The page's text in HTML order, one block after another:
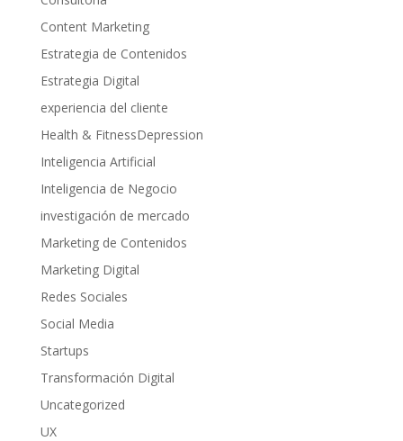
Content Marketing
Estrategia de Contenidos
Estrategia Digital
experiencia del cliente
Health & FitnessDepression
Inteligencia Artificial
Inteligencia de Negocio
investigación de mercado
Marketing de Contenidos
Marketing Digital
Redes Sociales
Social Media
Startups
Transformación Digital
Uncategorized
UX